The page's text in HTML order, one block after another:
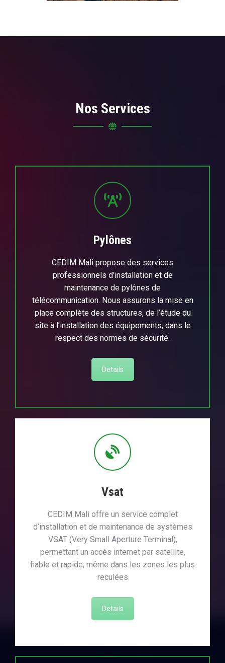
Nos Services
Pylônes
CEDIM Mali propose des services
professionnels d’installation et de
maintenance de pylônes de
télécommunication. Nous assurons la mise en
place complète des structures, de l’étude du
site à l’installation des équipements, dans le
respect des normes de sécurité.
Details
Vsat
CEDIM Mali offre un service complet
d’installation et de maintenance de systèmes
VSAT (Very Small Aperture Terminal),
permettant un accès internet par satellite,
fiable et rapide, même dans les zones les plus
reculées
Details